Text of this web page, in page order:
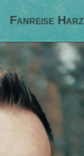
Fanreise Harz